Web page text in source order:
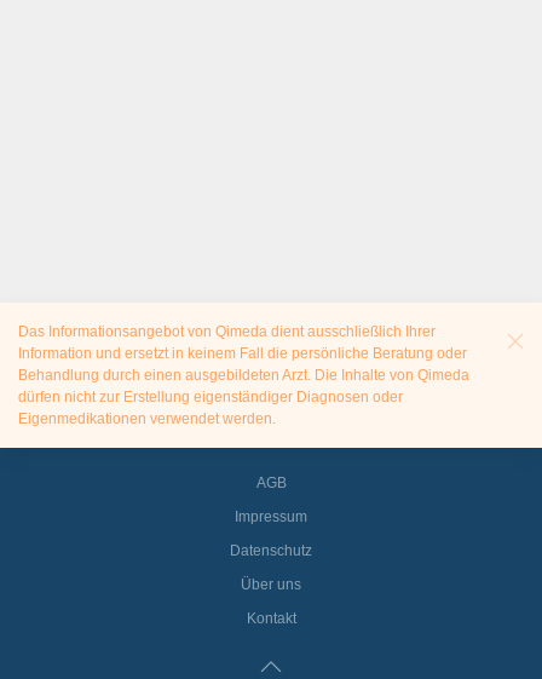
Das Informationsangebot von Qimeda dient ausschließlich Ihrer
Information und ersetzt in keinem Fall die persönliche Beratung oder
Behandlung durch einen ausgebildeten Arzt. Die Inhalte von Qimeda
dürfen nicht zur Erstellung eigenständiger Diagnosen oder
Eigenmedikationen verwendet werden.
AGB
Impressum
Datenschutz
Über uns
Kontakt